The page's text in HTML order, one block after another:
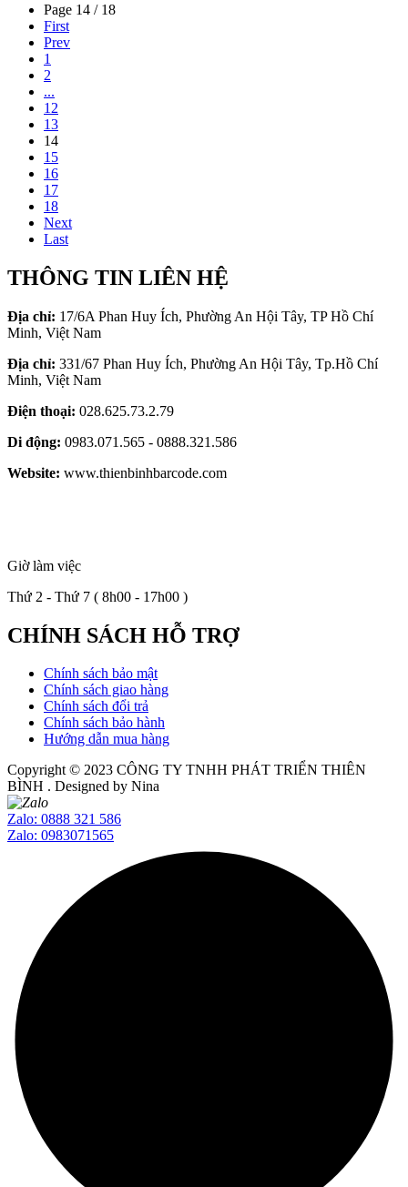
Page 14 / 18
First
Prev
1
2
...
12
13
14
15
16
17
18
Next
Last
THÔNG TIN LIÊN HỆ
Địa chỉ: 17/6A Phan Huy Ích, Phường An Hội Tây, TP Hồ Chí
Minh, Việt Nam
Địa chỉ: 331/67 Phan Huy Ích, Phường An Hội Tây, Tp.Hồ Chí
Minh, Việt Nam
Điện thoại: 028.625.73.2.79
Di động: 0983.071.565 - 0888.321.586
Website: www.thienbinhbarcode.com
Giờ làm việc
Thứ 2 - Thứ 7 ( 8h00 - 17h00 )
CHÍNH SÁCH HỖ TRỢ
Chính sách bảo mật
Chính sách giao hàng
Chính sách đổi trả
Chính sách bảo hành
Hướng dẫn mua hàng
Copyright © 2023 CÔNG TY TNHH PHÁT TRIỂN THIÊN
BÌNH . Designed by Nina
Zalo: 0888 321 586
Zalo: 0983071565